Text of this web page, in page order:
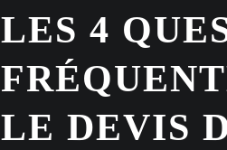
LES 4
LE DEVIS